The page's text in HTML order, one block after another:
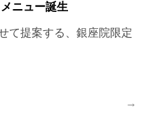
ニュー誕生
て提案する、銀座院限定
→